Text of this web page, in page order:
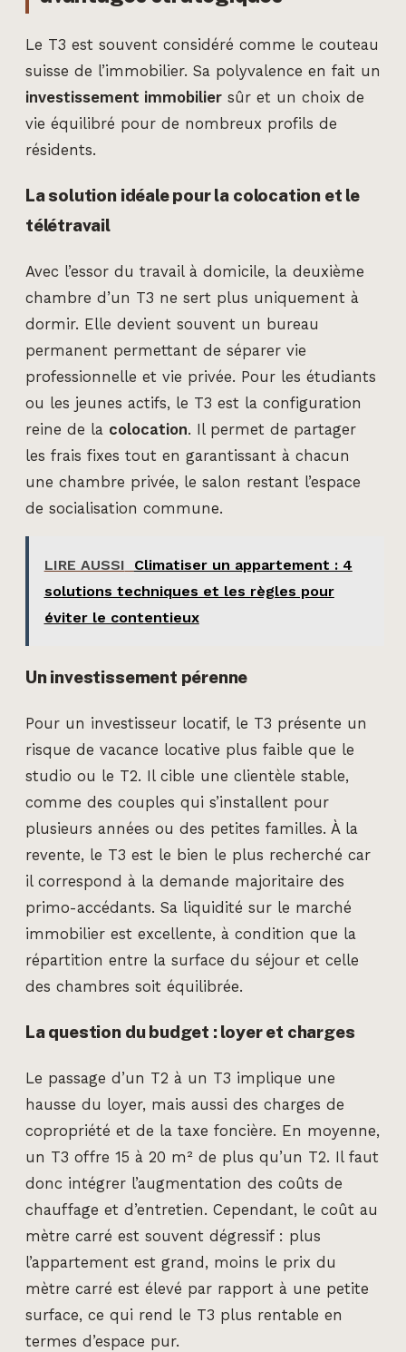
Le T3 est souvent considéré comme le couteau
suisse de l’immobilier. Sa polyvalence en fait un
investissement immobilier sûr et un choix de
vie équilibré pour de nombreux profils de
résidents.
La solution idéale pour la colocation et le
télétravail
Avec l’essor du travail à domicile, la deuxième
chambre d’un T3 ne sert plus uniquement à
dormir. Elle devient souvent un bureau
permanent permettant de séparer vie
professionnelle et vie privée. Pour les étudiants
ou les jeunes actifs, le T3 est la configuration
reine de la colocation. Il permet de partager
les frais fixes tout en garantissant à chacun
une chambre privée, le salon restant l’espace
de socialisation commune.
LIRE AUSSI
Climatiser un appartement : 4
solutions techniques et les règles pour
éviter le contentieux
Un investissement pérenne
Pour un investisseur locatif, le T3 présente un
risque de vacance locative plus faible que le
studio ou le T2. Il cible une clientèle stable,
comme des couples qui s’installent pour
plusieurs années ou des petites familles. À la
revente, le T3 est le bien le plus recherché car
il correspond à la demande majoritaire des
primo-accédants. Sa liquidité sur le marché
immobilier est excellente, à condition que la
répartition entre la surface du séjour et celle
des chambres soit équilibrée.
La question du budget : loyer et charges
Le passage d’un T2 à un T3 implique une
hausse du loyer, mais aussi des charges de
copropriété et de la taxe foncière. En moyenne,
un T3 offre 15 à 20 m² de plus qu’un T2. Il faut
donc intégrer l’augmentation des coûts de
chauffage et d’entretien. Cependant, le coût au
mètre carré est souvent dégressif : plus
l’appartement est grand, moins le prix du
mètre carré est élevé par rapport à une petite
surface, ce qui rend le T3 plus rentable en
termes d’espace pur.